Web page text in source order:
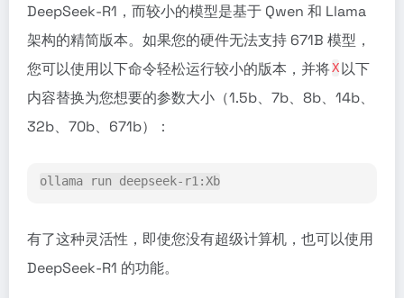
DeepSeek-R1，而较小的模型是基于 Qwen 和 Llama
架构的精简版本。如果您的硬件无法支持 671B 模型，
您可以使用以下命令轻松运行较小的版本，并将X以下
内容替换为您想要的参数大小（1.5b、7b、8b、14b、
32b、70b、671b）：
ollama run deepseek-r1:Xb
有了这种灵活性，即使您没有超级计算机，也可以使用
DeepSeek-R1 的功能。